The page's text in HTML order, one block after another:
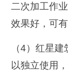
二次加工作
效果好，可
（4）红星
以独立使用